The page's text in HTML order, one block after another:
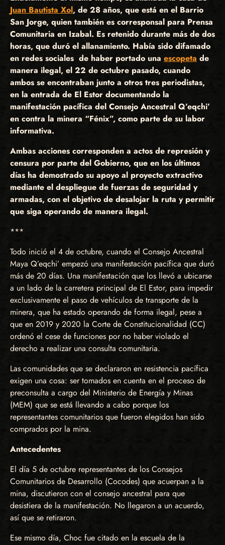
Juan Bautista Xol, de 28 años, que está en el Barrio
San Jorge, quien también es corresponsal para Prensa
Comunitaria en Izabal. Es retenido durante más de dos
horas, que duró el allanamiento. Había sido difamado
en redes sociales de haber portado una escopeta de
manera ilegal, el 22 de octubre pasado, cuando
ambos se encontraban junto a otros tres periodistas,
en la entrada de El Estor documentando la
manifestación pacífica del Consejo Ancestral Q’eqchi’
en contra la minera “Fénix”, como parte de su labor
informativa.
Ambas acciones corresponden a actos de represión y
censura por parte del Gobierno, que en los últimos
días ha demostrado su apoyo al proyecto extractivo
mediante el despliegue de fuerzas de seguridad y
armadas, con el objetivo de desalojar la ruta y permitir
que siga operando de manera ilegal.
***
Todo inició el 4 de octubre, cuando el Consejo Ancestral
Maya Q’eqchi’ empezó una manifestación pacífica que duró
más de 20 días. Una manifestación que los llevó a ubicarse
a un lado de la carretera principal de El Estor, para impedir
exclusivamente el paso de vehículos de transporte de la
minera, que ha estado operando de forma ilegal, pese a
que en 2019 y 2020 la Corte de Constitucionalidad (CC)
ordenó el cese de funciones por no haber violado el
derecho a realizar una consulta comunitaria.
Las comunidades que se declararon en resistencia pacífica
exigen una cosa: ser tomados en cuenta en el proceso de
preconsulta a cargo del Ministerio de Energía y Minas
(MEM) que se está llevando a cabo porque los
representantes comunitarios que fueron elegidos han sido
comprados por la mina.
Antecedentes
El día 5 de octubre representantes de los Consejos
Comunitarios de Desarrollo (Cocodes) que acuerpan a la
mina, discutieron con el consejo ancestral para que
desistiera de la manifestación. No llegaron a un acuerdo,
así que se retiraron.
Ese mismo día, Choc fue citado en la escuela de la